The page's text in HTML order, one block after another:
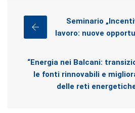
Seminario
lavoro: nuove
“Energia nei Balcani:
le fonti rinnovabili e
delle reti